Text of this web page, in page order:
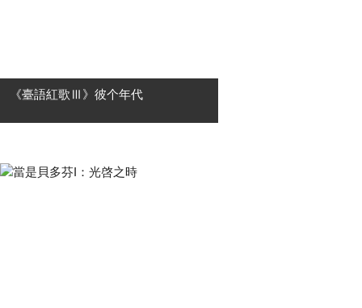
《臺語紅歌Ⅲ》彼个年代
會 ✦ 09月19日高雄至德堂，感動再
獻！ 有一種旋律，前奏一下，眼眶就